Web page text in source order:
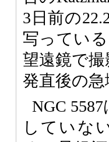
3日前の
写ってい
望遠鏡で
発直後の
NGC
していな